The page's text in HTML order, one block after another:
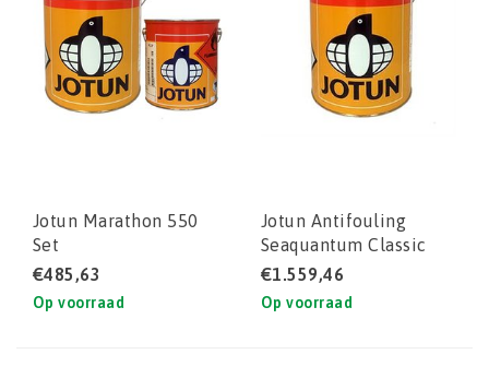
Jotun Marathon 550
Set
€485,63
Op voorraad
Jotun Antifouling
Seaquantum Classic
€1.559,46
Op voorraad